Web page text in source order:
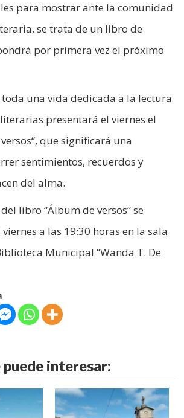
para mostrar ante la comunidad
se trata de un libro de
por primera vez el próximo
toda una vida dedicada a la lectura
presentará el viernes el
que significará una
sentimientos, recuerdos y
del alma.
libro “Álbum de versos“ se
a las 19:30 horas en la sala
Municipal “Wanda T. De
puede interesar: